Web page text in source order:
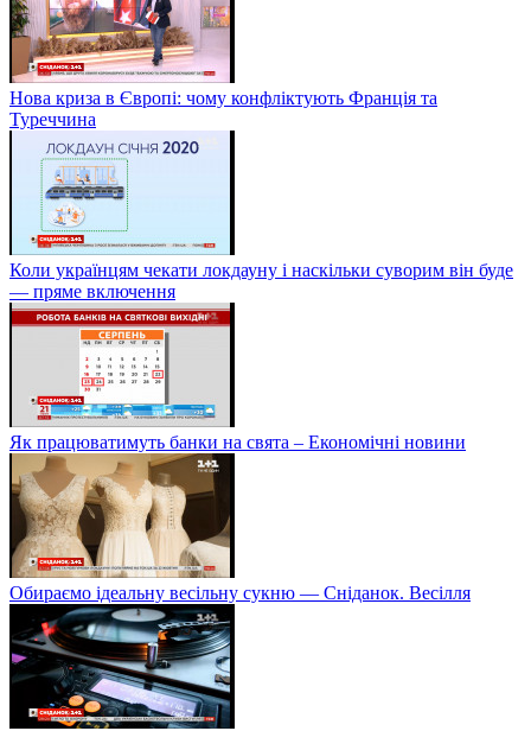
Нова криза в Європі: чому конфліктують Франція та
Туреччина
Коли українцям чекати локдауну і наскільки суворим він буде
— пряме включення
Як працюватимуть банки на свята – Економічні новини
Обираємо ідеальну весільну сукню — Сніданок. Весілля